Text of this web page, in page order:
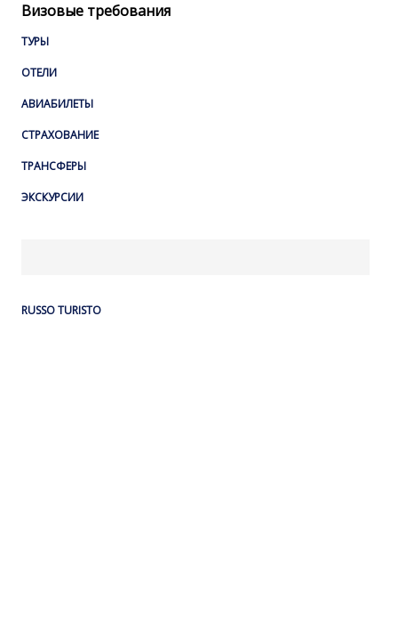
Визовые требования
ТУРЫ
ОТЕЛИ
АВИАБИЛЕТЫ
СТРАХОВАНИЕ
ТРАНСФЕРЫ
ЭКСКУРСИИ
RUSSO TURISTO